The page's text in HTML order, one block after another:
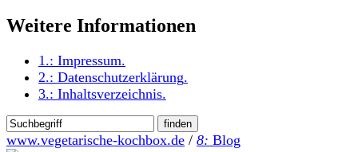
Weitere Informationen
1.: Impressum.
2.: Datenschutzerklärung.
3.: Inhaltsverzeichnis.
www.vegetarische-kochbox.de / 8: Blog